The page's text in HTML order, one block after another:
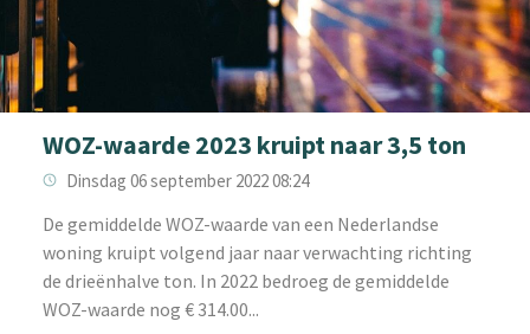
WOZ-waarde 2023 kruipt naar 3,5 ton
Dinsdag 06 september 2022 08:24
‌De gemiddelde WOZ-waarde van een Nederlandse
woning kruipt volgend jaar naar verwachting richting
de drieënhalve ton. In 2022 bedroeg de gemiddelde
WOZ-waarde nog € 314.00...